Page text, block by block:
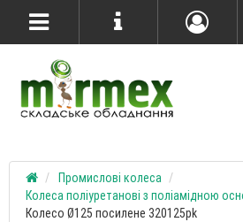
Промислові колеса
Колеса поліуретанові з поліамідною
Колесо Ø125 посилене 320125pk